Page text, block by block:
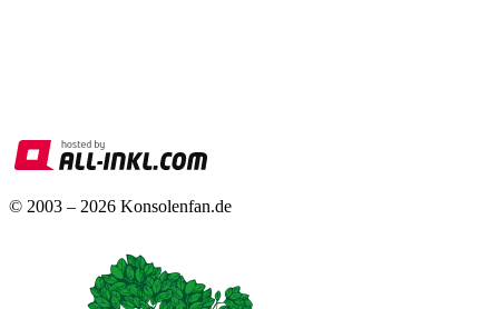
© 2003 – 2026 Konsolenfan.de